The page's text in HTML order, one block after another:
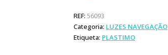
REF: 56093
Categoria: LUZES NAVEGAÇÃO
Etiqueta: PLASTIMO